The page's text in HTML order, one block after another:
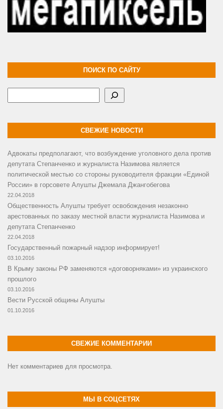
ПОИСК ПО САЙТУ
СВЕЖИЕ НОВОСТИ
Адвокаты предполагают, что возбуждение уголовного дела против
депутата Степанченко и журналиста Назимова является
политической местью со стороны руководителя фракции «Единой
России» в горсовете Алушты Джемала Джангобегова
22.04.2018
Общественность Алушты требует освобождения незаконно
арестованных по заказу местной власти журналиста Назимова и
депутата Степанченко
22.04.2018
Государственный пожарный надзор информирует!
03.10.2016
В Крыму законы РФ заменяются «договорняками» из украинского
прошлого
03.10.2016
Вести Русской общины Алушты
01.10.2016
СВЕЖИЕ КОММЕНТАРИИ
Нет комментариев для просмотра.
МЫ В СОЦСЕТЯХ